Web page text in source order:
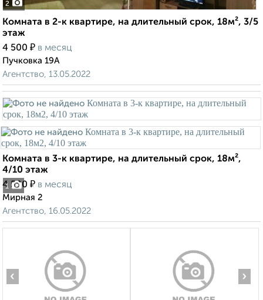
2
Комната в 2-к квартире, на длительный срок, 18м², 3/5
этаж
4 500 ₽ в месяц
Пучковка 19А
Агентство, 13.05.2022
1
Комната в 3-к квартире, на длительный срок, 18м²,
4/10 этаж
4 500 ₽ в месяц
Мирная 2
Агентство, 16.05.2022
‹ ›